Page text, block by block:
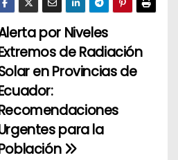
por Niveles
de Radiación
en Provincias de
para la